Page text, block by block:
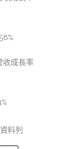
收成長率
料列